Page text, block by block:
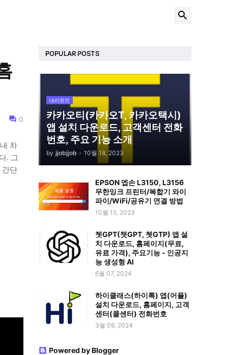
0
차
. 그
간단
POPULAR POSTS
대리운전
카카오티(카카오T, 카카오택시)
앱 설치 다운로드, 고객센터 전화
번호, 주요 기능 소개
by jjobjjob - 10월 18, 2023
EPSON 엡손 L3150, L3156
무한잉크 프린터/복합기 와이
파이/WiFi/공유기 연결 방법
10월 15, 2023
쳇GPT(챗GPT, 쳇GTP) 앱 설
치 다운로드, 홈페이지(무료,
유료 가격), 주요기능 - 인공지
능 생성형 AI
6월 07, 2024
하이클래스(하이톡) 앱(어플)
설치 다운로드, 홈페이지, 고객
센터(콜센터) 전화번호
3월 09, 2024
Powered by Blogger